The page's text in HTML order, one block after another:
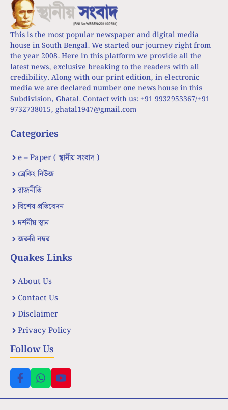
This is the most popular newspaper and digital media
house in South Bengal. We started our journey right from
the year 2008. Here in this platform we provide all the
latest news, exclusive breaking to the readers with all
credibility. Along with our print edition, in electronic
media we are declared number one news house in this
Subdivision, Ghatal. Contact with us: +91 9932953367/+91
9732738015, ghatal1947@gmail.com
Categories
e – Paper ( স্থানীয় সংবাদ )
ব্রেকিং নিউজ
রাজনীতি
বিশেষ প্রতিবেদন
দর্শনীয় স্থান
জরুরি নম্বর
Quakes Links
About Us
Contact Us
Disclaimer
Privacy Policy
Follow Us